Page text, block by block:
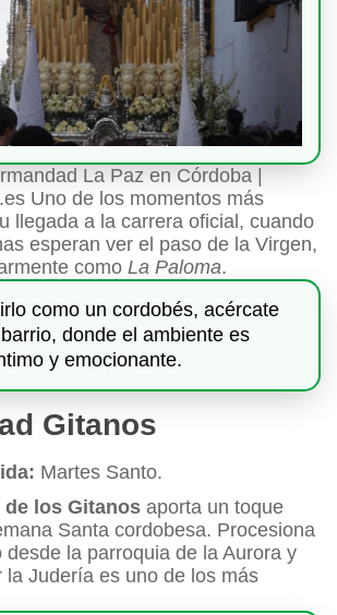
La Paz en Córdoba |
Uno de los momentos más
llegada a la carrera oficial, cuando
esperan ver el paso de la Virgen,
como La Paloma.
como un cordobés, acércate
donde el ambiente es
y emocionante.
Gitanos
Martes Santo.
de los Gitanos aporta un toque
Santa cordobesa. Procesiona
desde la parroquia de la Aurora y
la Judería es uno de los más